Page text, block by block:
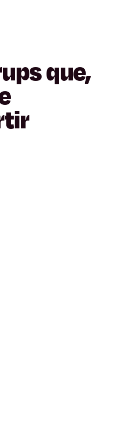
que,